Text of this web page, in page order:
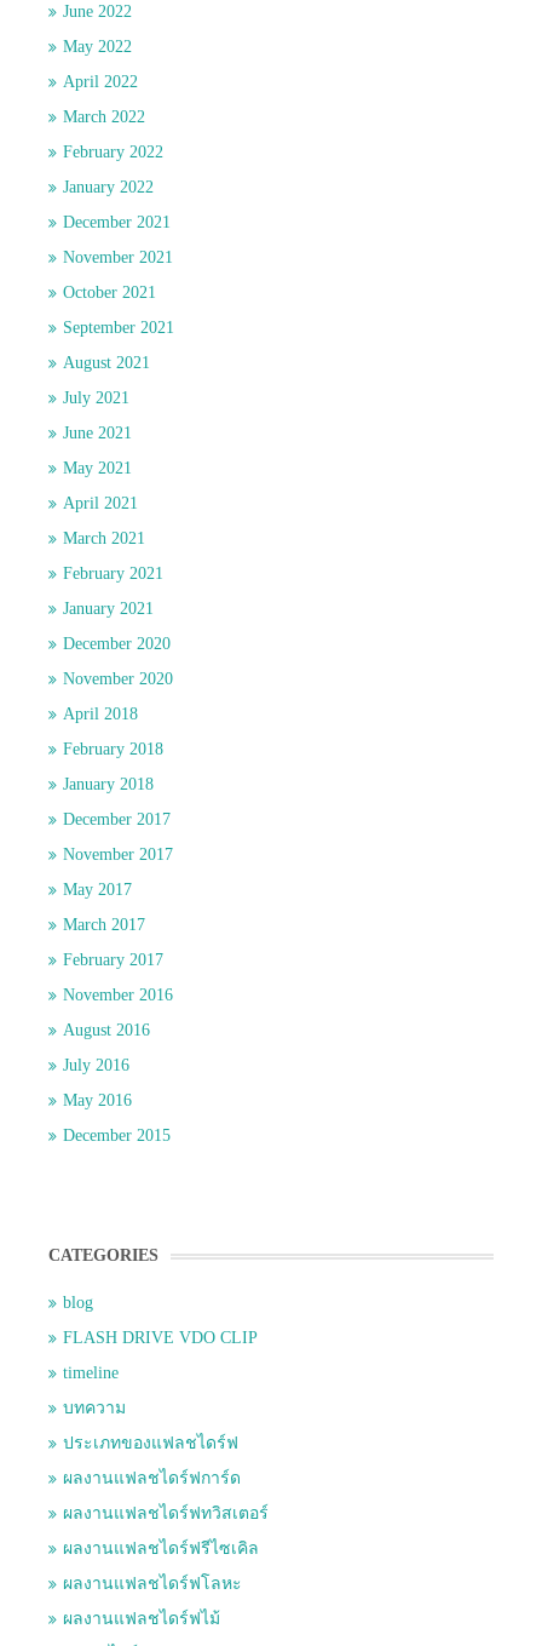
June 2022
May 2022
April 2022
March 2022
February 2022
January 2022
December 2021
November 2021
October 2021
September 2021
August 2021
July 2021
June 2021
May 2021
April 2021
March 2021
February 2021
January 2021
December 2020
November 2020
April 2018
February 2018
January 2018
December 2017
November 2017
May 2017
March 2017
February 2017
November 2016
August 2016
July 2016
May 2016
December 2015
CATEGORIES
blog
FLASH DRIVE VDO CLIP
timeline
บทความ
ประเภทของแฟลชไดร์ฟ
ผลงานแฟลชไดร์ฟการ์ด
ผลงานแฟลชไดร์ฟทวิสเตอร์
ผลงานแฟลชไดร์ฟรีไซเคิล
ผลงานแฟลชไดร์ฟโลหะ
ผลงานแฟลชไดร์ฟไม้